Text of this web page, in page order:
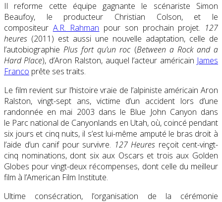
Il reforme cette équipe gagnante le scénariste Simon
Beaufoy, le producteur Christian Colson, et le
compositeur A.R. Rahman pour son prochain projet. 127
heures (2011) est aussi une nouvelle adaptation, celle de
l’autobiographiePlus fort qu’un roc(Between a Rock and a
Hard Place), d’Aron Ralston, auquel l’acteur américain James
Franco prête ses traits.
Le film revient sur l’histoire vraie de l’alpiniste américain Aron
Ralston, vingt-sept ans, victime d’un accident lors d’une
randonnée en mai 2003 dans le Blue John Canyon dans
le Parc national de Canyonlands en Utah, où, coincé pendant
six jours et cinq nuits, il s’est lui-même amputé le bras droit à
l’aide d’un canif pour survivre. 127 Heures reçoit cent-vingt-
cinq nominations, dont six aux Oscars et trois aux Golden
Globes pour vingt-deux récompenses, dont celle du meilleur
film à l’American Film Institute.
Ultime consécration, l’organisation de la cérémonie